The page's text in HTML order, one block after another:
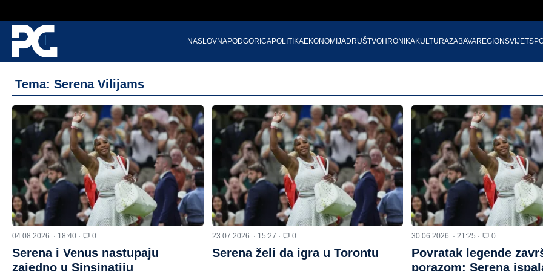
NASLOVNAPODGORICAPOLITIKAEKONOMIJADRUŠTVOHRONIKAKULTURAZABAVAREGIONSVIJET
Tema: Serena Vilijams
04.08.2026. · 18:40 · 0
Serena i Venus nastupaju
zajedno u Sinsinatiju
23.07.2026. · 15:27 · 0
Serena želi da igra u Torontu
30.06.2026. · 21:25 · 0
Povratak legende
porazom: Serena